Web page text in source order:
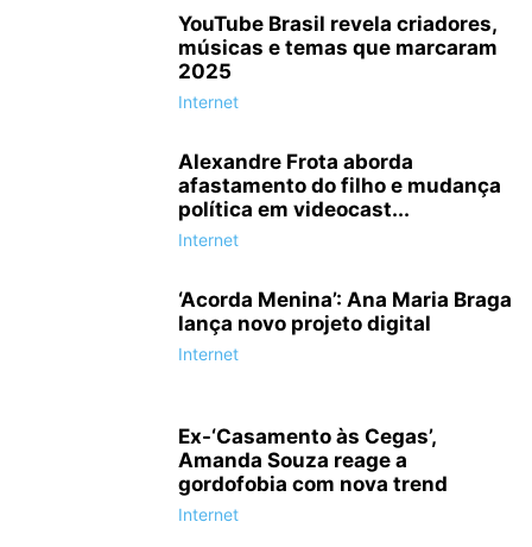
YouTube Brasil revela criadores,
músicas e temas que marcaram
2025
Internet
Alexandre Frota aborda
afastamento do filho e mudança
política em videocast...
Internet
‘Acorda Menina’: Ana Maria Braga
lança novo projeto digital
Internet
Ex-‘Casamento às Cegas’,
Amanda Souza reage a
gordofobia com nova trend
Internet